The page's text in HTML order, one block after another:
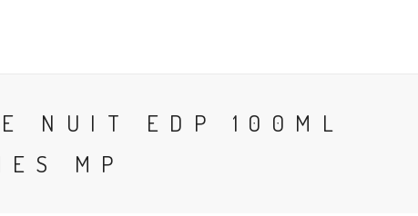
NUIT EDP 100ML
MP